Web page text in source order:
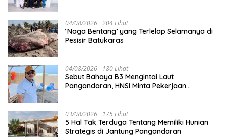
04/08/2026 204 Lihat
‘Naga Bentang’ yang Terlelap Selamanya di
Pesisir Batukaras
04/08/2026 180 Lihat
Sebut Bahaya B3 Mengintai Laut
Pangandaran, HNSI Minta Pekerjaan
03/08/2026 175 Lihat
5 Hal Tak Terduga Tentang Memiliki Hunian
Strategis di Jantung Pangandaran